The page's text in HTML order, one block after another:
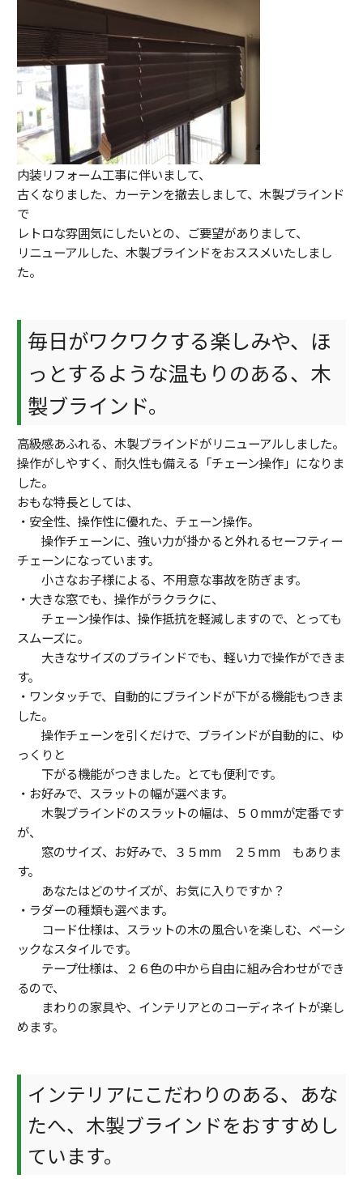
内装リフォーム工事に伴いまして、
古くなりました、カーテンを撤去しまして、木製ブラインド
で
レトロな雰囲気にしたいとの、ご要望がありまして、
リニューアルした、木製ブラインドをおススメいたしまし
た。
毎日がワクワクする楽しみや、ほ
っとするような温もりのある、木
製ブラインド。
高級感あふれる、木製ブラインドがリニューアルしました。
操作がしやすく、耐久性も備える「チェーン操作」になりま
した。
おもな特長としては、
・安全性、操作性に優れた、チェーン操作。
操作チェーンに、強い力が掛かると外れるセーフティー
チェーンになっています。
小さなお子様による、不用意な事故を防ぎます。
・大きな窓でも、操作がラクラクに、
チェーン操作は、操作抵抗を軽減しますので、とっても
スムーズに。
大きなサイズのブラインドでも、軽い力で操作ができま
す。
・ワンタッチで、自動的にブラインドが下がる機能もつきま
した。
操作チェーンを引くだけで、ブラインドが自動的に、ゆ
っくりと
下がる機能がつきました。とても便利です。
・お好みで、スラットの幅が選べます。
木製ブラインドのスラットの幅は、５０mmが定番です
が、
窓のサイズ、お好みで、３５mm ２５mm もありま
す。
あなたはどのサイズが、お気に入りですか？
・ラダーの種類も選べます。
コード仕様は、スラットの木の風合いを楽しむ、ベーシ
ックなスタイルです。
テープ仕様は、２６色の中から自由に組み合わせができ
るので、
まわりの家具や、インテリアとのコーディネイトが楽し
めます。
インテリアにこだわりのある、あな
たへ、木製ブラインドをおすすめし
ています。